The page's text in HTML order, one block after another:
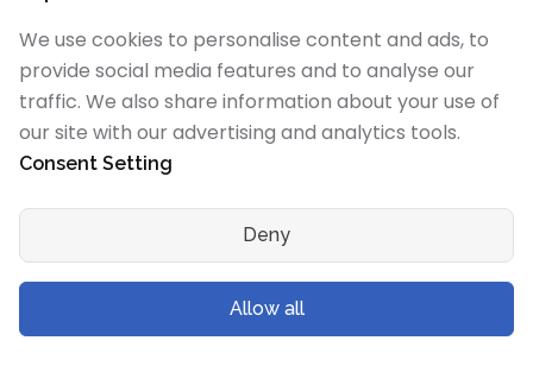
गिगाग्राम को Planck mass में बदलें
गिगाग्राम को Electron mass (rest) में बदलें
गिगाग्राम को Proton mass में बदलें
गिगाग्राम को Deuteron mass में बदलें
गिगाग्राम को Earth's mass में बदलें
गिगाग्राम को Sun's mass में बदलें
We use cookies to personalise content and ads, to
provide social media features and to analyse our
traffic. We also share information about your use of
our site with our advertising and analytics tools.
Consent Setting
Deny
Allow all